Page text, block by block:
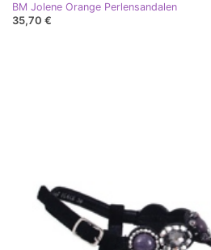
BM Jolene Orange Perlensandalen
35,70 €